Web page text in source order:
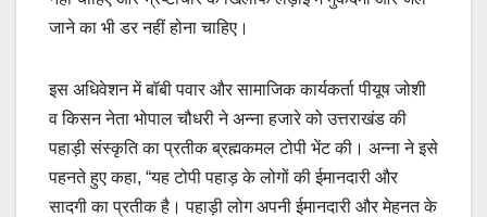
जाने का भी डर नहीं होना चाहिए।
इस अधिवेशन में बॉबी पवार और सामाजिक कार्यकर्ता पीयूष जोशी
व किसन नेता भोपाल चौधरी ने अन्ना हजारे को उत्तराखंड की
पहाड़ी संस्कृति का प्रतीक ब्रह्मकमल टोपी भेंट की। अन्ना ने इसे
पहनते हुए कहा, “यह टोपी पहाड़ के लोगों की ईमानदारी और
सादगी का प्रतीक है। पहाड़ी लोग अपनी ईमानदारी और मेहनत के